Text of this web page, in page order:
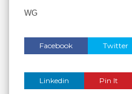
WG
Facebook Twitter
Linkedin Pin It